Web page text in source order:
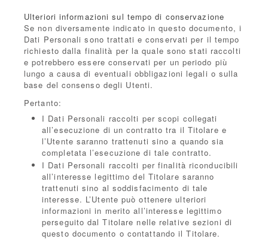
Ulteriori informazioni sul tempo di conservazione
Se non diversamente indicato in questo documento, i
Dati Personali sono trattati e conservati per il tempo
richiesto dalla finalità per la quale sono stati raccolti
e potrebbero essere conservati per un periodo più
lungo a causa di eventuali obbligazioni legali o sulla
base del consenso degli Utenti.
Pertanto:
I Dati Personali raccolti per scopi collegati
all’esecuzione di un contratto tra il Titolare e
l’Utente saranno trattenuti sino a quando sia
completata l’esecuzione di tale contratto.
I Dati Personali raccolti per finalità riconducibili
all’interesse legittimo del Titolare saranno
trattenuti sino al soddisfacimento di tale
interesse. L’Utente può ottenere ulteriori
informazioni in merito all’interesse legittimo
perseguito dal Titolare nelle relative sezioni di
questo documento o contattando il Titolare.